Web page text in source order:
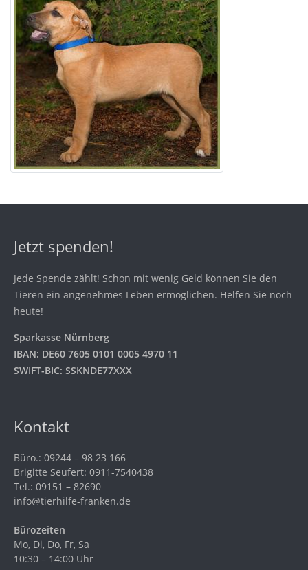
Jetzt spenden!
Jede Spende zählt! Schon mit wenig Geld können Sie den
Tieren ein angenehmes Leben ermöglichen. Helfen Sie noch
heute!
Sparkasse Nürnberg
IBAN: DE60 7605 0101 0005 4970 11
SWIFT-BIC: SSKNDE77XXX
Kontakt
Büro.: 09244 – 98 23 166
Brigitte Seufert: 0911-7540438
Tel.: 09151 – 82690
info@tierhilfe-franken.de
Bürozeiten
Mo, Di, Do, Fr, Sa
10:30 – 14:00 Uhr